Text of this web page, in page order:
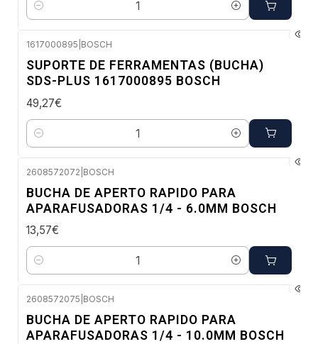
Quantidade
1617000895 BOSCH
SUPORTE DE FERRAMENTAS (BUCHA)
SDS-PLUS 1617000895 BOSCH
49,27€
Quantidade
2608572072 BOSCH
BUCHA DE APERTO RAPIDO PARA
APARAFUSADORAS 1/4 - 6.0MM BOSCH
13,57€
Quantidade
2608572075 BOSCH
BUCHA DE APERTO RAPIDO PARA
APARAFUSADORAS 1/4 - 10.0MM BOSCH